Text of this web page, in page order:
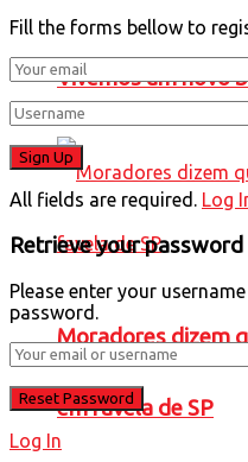
Vivemos um novo
Moradores dizem
em favela de SP
Fill the forms bellow to
All fields are required. Log
Retrieve your password
Please enter your
password.
Log In